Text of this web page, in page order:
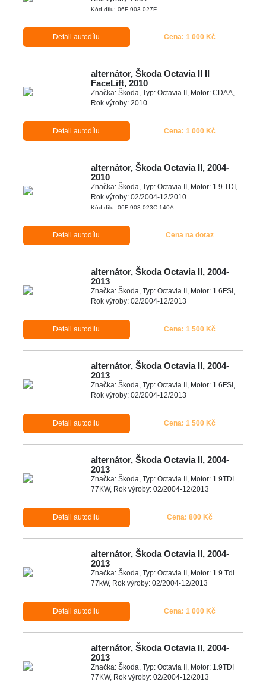
Kód dílu: 06F 903 027F
Detail autodílu Cena: 1 000 Kč
alternátor, Škoda Octavia II II
FaceLift, 2010
Značka: Škoda, Typ: Octavia II, Motor: CDAA,
Rok výroby: 2010
Detail autodílu Cena: 1 000 Kč
alternátor, Škoda Octavia II, 2004-
2010
Značka: Škoda, Typ: Octavia II, Motor: 1.9 TDI,
Rok výroby: 02/2004-12/2010
Kód dílu: 06F 903 023C 140A
Detail autodílu Cena na dotaz
alternátor, Škoda Octavia II, 2004-
2013
Značka: Škoda, Typ: Octavia II, Motor: 1.6FSI,
Rok výroby: 02/2004-12/2013
Detail autodílu Cena: 1 500 Kč
alternátor, Škoda Octavia II, 2004-
2013
Značka: Škoda, Typ: Octavia II, Motor: 1.6FSI,
Rok výroby: 02/2004-12/2013
Detail autodílu Cena: 1 500 Kč
alternátor, Škoda Octavia II, 2004-
2013
Značka: Škoda, Typ: Octavia II, Motor: 1.9TDI
77KW, Rok výroby: 02/2004-12/2013
Detail autodílu Cena: 800 Kč
alternátor, Škoda Octavia II, 2004-
2013
Značka: Škoda, Typ: Octavia II, Motor: 1.9 Tdi
77kW, Rok výroby: 02/2004-12/2013
Detail autodílu Cena: 1 000 Kč
alternátor, Škoda Octavia II, 2004-
2013
Značka: Škoda, Typ: Octavia II, Motor: 1.9TDI
77KW, Rok výroby: 02/2004-12/2013